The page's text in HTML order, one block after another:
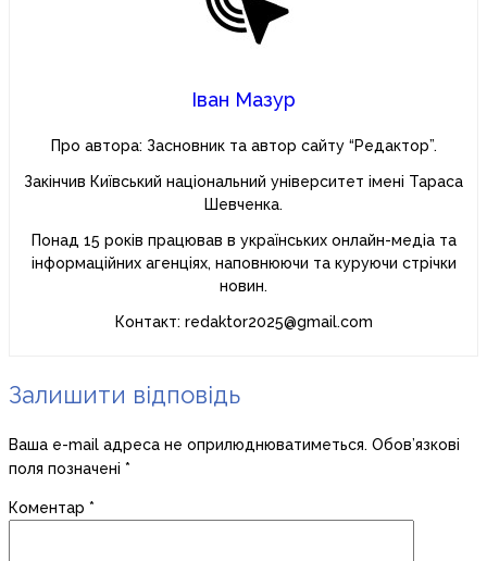
Іван Мазур
Про автора: Засновник та автор сайту “Редактор”.
Закінчив Київський національний університет імені Тараса
Шевченка.
Понад 15 років працював в українських онлайн-медіа та
інформаційних агенціях, наповнюючи та куруючи стрічки
новин.
Контакт: redaktor2025@gmail.com
Залишити відповідь
Ваша e-mail адреса не оприлюднюватиметься. Обов’язкові
поля позначені *
Коментар *